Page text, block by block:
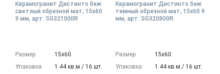
Керамогранит Дистинто беж
светлый обрезной мат, 15x60
9 мм, арт. SG321000R
Размер
15х60
Упаковка
1.44 кв.м./ 16 шт.
Керамогранит Дистинто беж
темный обрезной мат, 15x60 9
мм, арт. SG320800R
Размер
15х60
Упаковка
1.44 кв.м./ 16 шт.